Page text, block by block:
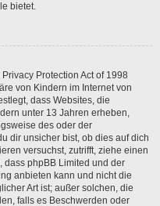
bietet.
Protection Act of 1998
von Kindern im Internet von
dass Websites, die
unter 13 Jahren erheben,
des oder der
dir unsicher bist, ob dies auf dich
versuchst, zutrifft, ziehe einen
dass phpBB Limited und der
anbieten kann und nicht die
Art ist; außer solchen, die
falls es Beschwerden oder